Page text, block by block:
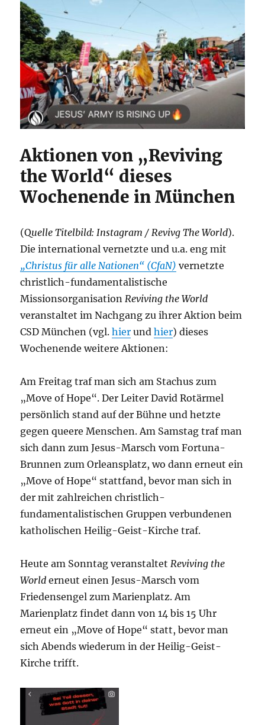
Aktionen von „Reviving
the World“ dieses
Wochenende in München
(Quelle Titelbild: Instagram / Revivg The World).
Die international vernetzte und u.a. eng mit
„Christus für alle Nationen“ (CfaN) vernetzte
christlich-fundamentalistische
Missionsorganisation Reviving the World
veranstaltet im Nachgang zu ihrer Aktion beim
CSD München (vgl.hier undhier) dieses
Wochenende weitere Aktionen:
Am Freitag traf man sich am Stachus zum
„Move of Hope“. Der Leiter David Rotärmel
persönlich stand auf der Bühne und hetzte
gegen queere Menschen. Am Samstag traf man
sich dann zum Jesus-Marsch vom Fortuna-
Brunnen zum Orleansplatz, wo dann erneut ein
„Move of Hope“ stattfand, bevor man sich in
der mit zahlreichen christlich-
fundamentalistischen Gruppen verbundenen
katholischen Heilig-Geist-Kirche traf.
Heute am Sonntag veranstaltet Reviving the
World erneut einen Jesus-Marsch vom
Friedensengel zum Marienplatz. Am
Marienplatz findet dann von 14 bis 15 Uhr
erneut ein „Move of Hope“ statt, bevor man
sich Abends wiederum in der Heilig-Geist-
Kirche trifft.